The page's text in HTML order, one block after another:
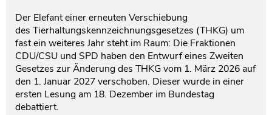
Der Elefant einer erneuten Verschiebung
des Tierhaltungskennzeichnungsgesetzes (THKG) um
fast ein weiteres Jahr steht im Raum: Die Fraktionen
CDU/CSU und SPD haben den Entwurf eines Zweiten
Gesetzes zur Änderung des THKG vom 1. März 2026 auf
den 1. Januar 2027 verschoben. Dieser wurde in einer
ersten Lesung am 18. Dezember im Bundestag
debattiert.